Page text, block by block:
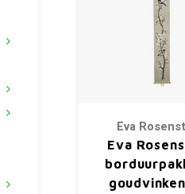
Eva
Eva